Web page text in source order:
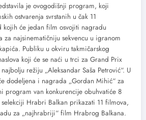
je ovogodišnji program, koji
ostvarenja svrstanih u čak 11
kojih će jedan film osvojiti nagradu
za najsinematičniju sekvencu u igranom
Publiku u okviru takmičarskog
koji će se naći u trci za Grand Prix
režiju „Aleksandar Saša Petrović“. U
dodeljena i nagrada „Gordan Mihić“ za
program van konkurencije obuhvatiće 8
Hrabri Balkan prikazati 11 filmova,
za „najhrabriji“ film Hrabrog Balkana.